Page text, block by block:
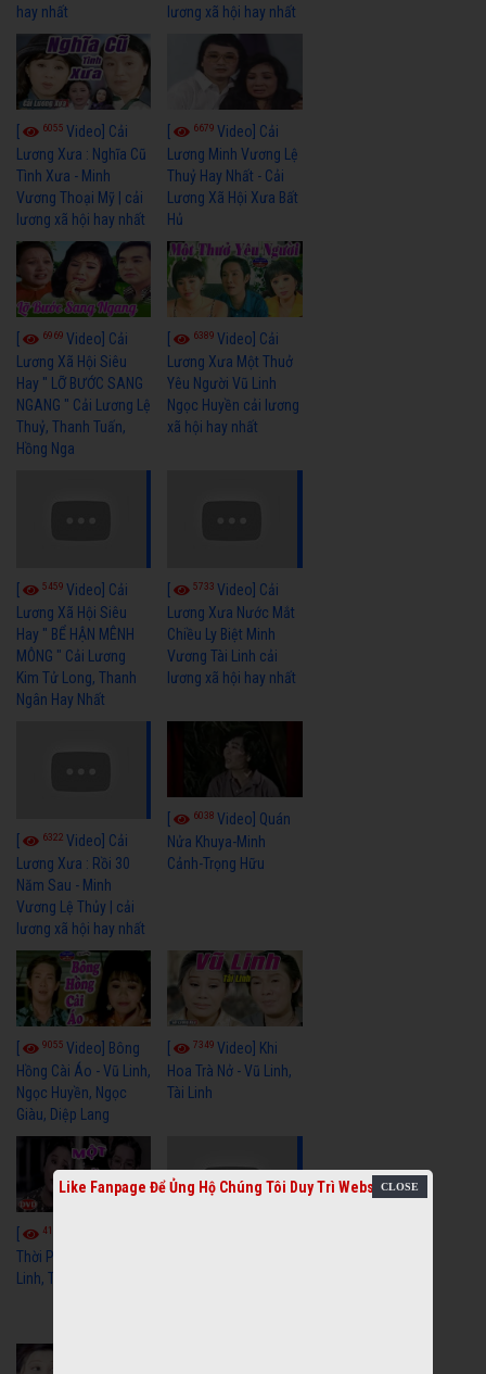
hay nhất lương xã hội hay nhất
6055 Video] Cải
Lương Xưa : Nghĩa Cũ
Tình Xưa - Minh
Vương Thoại Mỹ | cải
lương xã hội hay nhất
6679Video] Cải
Lương Minh Vương Lệ
Thuỷ Hay Nhất - Cải
Lương Xã Hội Xưa Bất
Hủ
6969 Video] Cải
Lương Xã Hội Siêu
Hay " LỠ BƯỚC SANG
NGANG " Cải Lương Lệ
Thuỷ, Thanh Tuấn,
Hồng Nga
6389Video] Cải
Lương Xưa Một Thuở
Yêu Người Vũ Linh
Ngọc Huyền cải lương
xã hội hay nhất
5459 Video] Cải
Lương Xã Hội Siêu
Hay " BỂ HẬN MÊNH
MÔNG " Cải Lương
Kim Tử Long, Thanh
Ngân Hay Nhất
5733Video] Cải
Lương Xưa Nước Mắt
Chiều Ly Biệt Minh
Vương Tài Linh cải
lương xã hội hay nhất
6322 Video] Cải
Lương Xưa : Rồi 30
Năm Sau - Minh
Vương Lệ Thủy | cải
lương xã hội hay nhất
6038Video] Quán
Nửa Khuya-Minh
Cảnh-Trọng Hữu
9055 Video] Bông
Hồng Cài Áo - Vũ Linh,
Ngọc Huyền, Ngọc
Giàu, Diệp Lang
7349Video] Khi
Hoa Trà Nở - Vũ Linh,
Tài Linh
4109
Thời Phóng Đãng - Vũ
Linh, Tài Linh, Chí Linh
Like Fanpage Để Ủng Hộ Chúng Tôi Duy Trì Website